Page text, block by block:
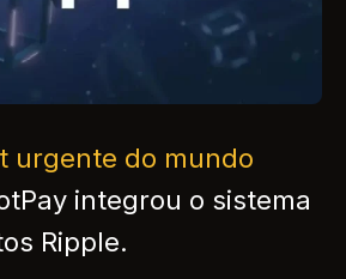
urgente do mundo
integrou o sistema
Ripple.